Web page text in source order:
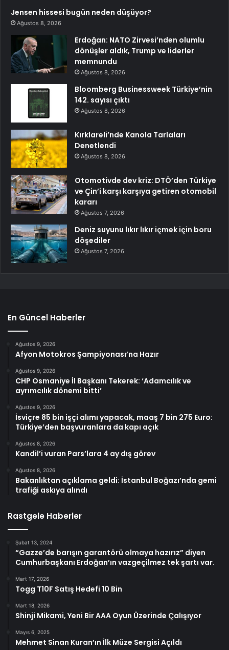
Jensen hissesi bugün neden düşüyor?
Ağustos 8, 2026
Erdoğan: NATO Zirvesi’nden olumlu
dönüşler aldık, Trump ve liderler
memnundu
Ağustos 8, 2026
Bloomberg Businessweek Türkiye’nin
142. sayısı çıktı
Ağustos 8, 2026
Kırklareli’nde Kanola Tarlaları
Denetlendi
Ağustos 8, 2026
Otomotivde dev kriz: DTÖ’den Türkiye
ve Çin’i karşı karşıya getiren otomobil
kararı
Ağustos 7, 2026
Deniz suyunu lıkır lıkır içmek için boru
döşediler
Ağustos 7, 2026
En Güncel Haberler
Ağustos 9, 2026
Afyon Motokros Şampiyonası’na Hazır
Ağustos 9, 2026
CHP Osmaniye İl Başkanı Tekerek: ‘Adamcılık ve
ayrımcılık dönemi bitti’
Ağustos 9, 2026
İsviçre 85 bin işçi alımı yapacak, maaş 7 bin 275 Euro:
Türkiye’den başvuranlara da kapı açık
Ağustos 8, 2026
Kandil’i vuran Pars’lara 4 ay dış görev
Ağustos 8, 2026
Bakanlıktan açıklama geldi: İstanbul Boğazı’nda gemi
trafiği askıya alındı
Rastgele Haberler
Şubat 13, 2024
“Gazze’de barışın garantörü olmaya hazırız” diyen
Cumhurbaşkanı Erdoğan’ın vazgeçilmez tek şartı var.
Mart 17, 2026
Togg T10F Satış Hedefi 10 Bin
Mart 18, 2026
Shinji Mikami, Yeni Bir AAA Oyun Üzerinde Çalışıyor
Mayıs 6, 2025
Mehmet Sinan Kuran’ın İlk Müze Sergisi Açıldı